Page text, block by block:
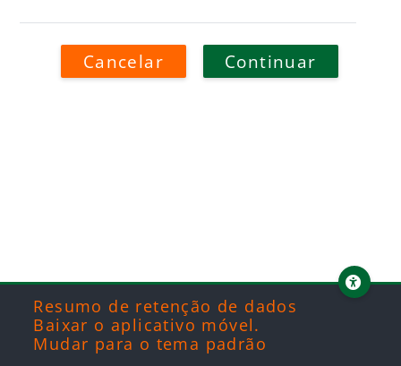
Cancelar Continuar
Resumo de retenção de dados
Baixar o aplicativo móvel.
Mudar para o tema padrão